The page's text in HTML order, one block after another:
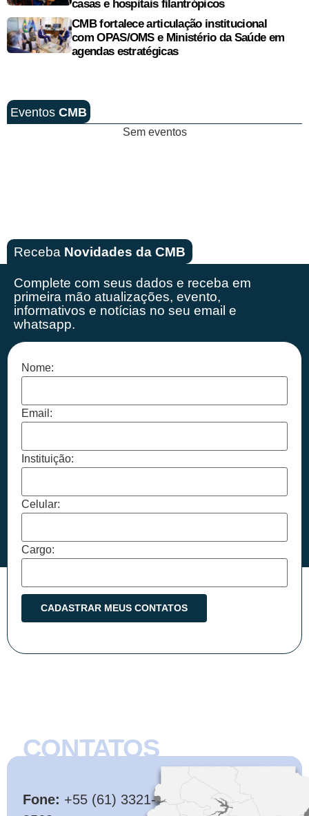
casas e hospitais filantrópicos
CMB fortalece articulação institucional
com OPAS/OMS e Ministério da Saúde em
agendas estratégicas
Eventos CMB
Sem eventos
Receba Novidades da CMB
Complete com seus dados e receba em
primeira mão atualizações, evento,
informativos e notícias no seu email e
whatsapp.
Nome:
Email:
Instituição:
Celular:
Cargo:
CONTATOS
Fone: +55 (61) 3321-